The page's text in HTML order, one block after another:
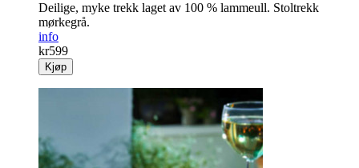
Deilige, myke trekk laget av 100 % lammeull. Stoltrekk
mørkegrå.
info
kr599
Kjøp